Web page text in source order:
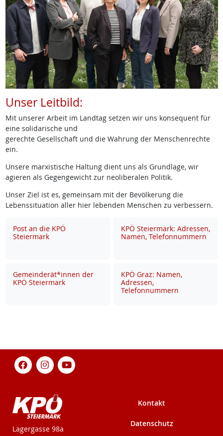
Unser Leitbild:
Mit unserer Arbeit im Landtag setzen wir uns konsequent für
eine solidarische und
gerechte Gesellschaft und die Wahrung der Menschenrechte
ein.
Unsere marxistische Haltung dient uns als Grundlage, wir
agieren als Gegengewicht zur neoliberalen Politik.
Unser Ziel ist es, gemeinsam mit der Bevölkerung die
Lebenssituation aller hier lebenden Menschen zu verbessern.
Post an die KPÖ
Steiermark
KPÖ Steiermark: Adressen,
Namen, Telefonnummern
Gemeinderät*innen der
KPÖ Steiermark
KPÖ Graz: Namen,
Adressen,
Telefonnummern
KPÖ-Steiermark
Lagergasse 98a
Kontakt
Datenschutz